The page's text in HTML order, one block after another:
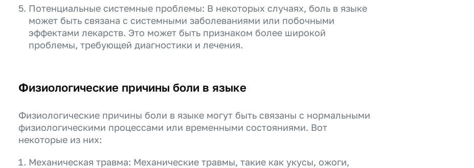
Потенциальные системные проблемы: В некоторых случаях, боль в языке
может быть связана с системными заболеваниями или побочными
эффектами лекарств. Это может быть признаком более широкой
проблемы, требующей диагностики и лечения.
Физиологические причины боли в языке
Физиологические причины боли в языке могут быть связаны с нормальными
физиологическими процессами или временными состояниями. Вот
некоторые из них:
Механическая травма: Механические травмы, такие как укусы, ожоги,